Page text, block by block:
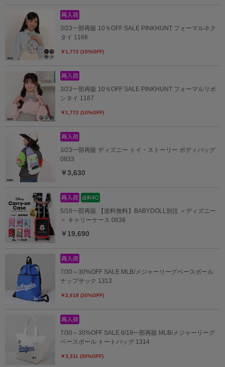
3/23一部再販 10％OFF SALE PINKHUNT フォーマルネク
タイ 1166
￥1,772 (10%OFF)
3/23一部再販 10％OFF SALE PINKHUNT フォーマルリボ
ンタイ 1167
￥1,772 (10%OFF)
3/23一部再販 ディズニー トイ・ストーリー ボディバッグ
0833
￥3,630
5/18一部再販 【送料無料】BABYDOLL別注 ＜ディズニー
＞ キャリーケース 0638
￥19,690
7/30～30%OFF SALE MLB/メジャーリーグベースボール
ナップサック 1313
￥2,618 (30%OFF)
7/30～30%OFF SALE 6/19一部再販 MLB/メジャーリーグ
ベースボール トートバッグ 1314
￥3,311 (30%OFF)